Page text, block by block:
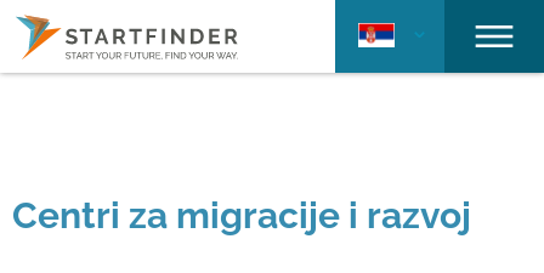
Centri za migracije i razvoj